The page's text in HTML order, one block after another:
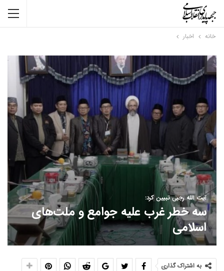
خانه اخبار
آیت الله رجبی تبیین کرد:
سه خطر غرب علیه جوامع و ملت‌های
اسلامی
به اشتراک گذاری